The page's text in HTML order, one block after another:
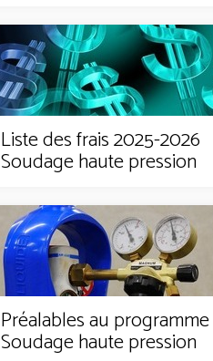
Liste des frais 2025-2026
Soudage haute pression
Préalables au programme
Soudage haute pression